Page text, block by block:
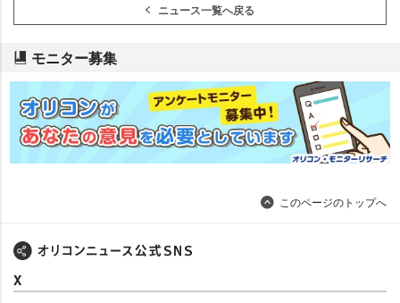
ニュース一覧へ戻る
モニター募集
このページのトップへ
X